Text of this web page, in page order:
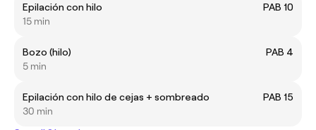
Epilación con hilo
PAB 10
15 min
Bozo (hilo)
PAB 4
5 min
Epilación con hilo de cejas + sombreado
PAB 15
30 min